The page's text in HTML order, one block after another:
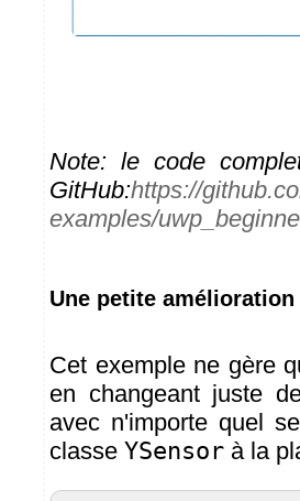
Note: le code
GitHub:https://
examples/
Une petite amélioration
Cet exemple ne gère
en changeant juste
avec n'importe quel
classe YSensor à la